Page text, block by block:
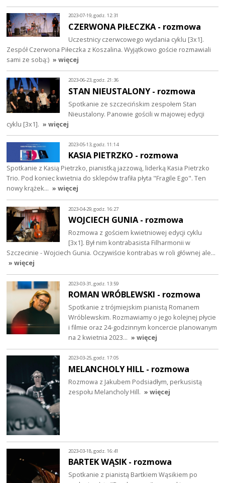
2023-07-19, godz. 12:31
CZERWONA PIŁECZKA - rozmowa
Uczestnicy czerwcowego wydania cyklu [3x1].
Zespół Czerwona Piłeczka z Koszalina. Wyjątkowo goście rozmawiali
sami ze sobą:) » więcej
2023-06-23, godz. 21:36
STAN NIEUSTALONY - rozmowa
Spotkanie ze szczecińskim zespołem Stan
Nieustalony. Panowie gościli w majowej edycji
cyklu [3x1]. » więcej
2023-05-13, godz. 11:14
KASIA PIETRZKO - rozmowa
Spotkanie z Kasią Pietrzko, pianistką jazzową, liderką Kasia Pietrzko
Trio. Pod koniec kwietnia do sklepów trafiła płyta "Fragile Ego". Ten
nowy krążek… » więcej
2023-04-29, godz. 16:27
WOJCIECH GUNIA - rozmowa
Rozmowa z gościem kwietniowej edycji cyklu
[3x1]. Był nim kontrabasista Filharmonii w
Szczecinie - Wojciech Gunia. Oczywiście kontrabas w roli głównej ale…
» więcej
2023-03-31, godz. 13:59
ROMAN WRÓBLEWSKI - rozmowa
Spotkanie z trójmiejskim pianistą Romanem
Wróblewskim. Rozmawiamy o jego kolejnej płycie
i filmie oraz 24-godzinnym koncercie planowanym
na 2 kwietnia 2023… » więcej
2023-03-25, godz. 17:05
MELANCHOLY HILL - rozmowa
Rozmowa z Jakubem Podsiadłym, perkusistą
zespołu Melancholy Hill. » więcej
2023-03-18, godz. 16:41
BARTEK WĄSIK - rozmowa
Spotkanie z pianistą Bartkiem Wąsikiem po